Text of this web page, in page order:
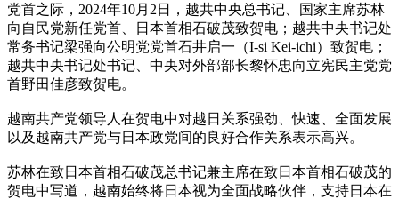
党首之际，2024年10月2日，越共中央总书记、国家主席苏林
向自民党新任党首、日本首相石破茂致贺电；越共中央书记处
常务书记梁强向公明党党首石井启一（I-si Kei-ichi）致贺电；
越共中央书记处书记、中央对外部部长黎怀忠向立宪民主党党
首野田佳彦致贺电。
越南共产党领导人在贺电中对越日关系强劲、快速、全面发展
以及越南共产党与日本政党间的良好合作关系表示高兴。
苏林在致日本首相石破茂总书记兼主席在致日本首相石破茂的
贺电中写道，越南始终将日本视为全面战略伙伴，支持日本在